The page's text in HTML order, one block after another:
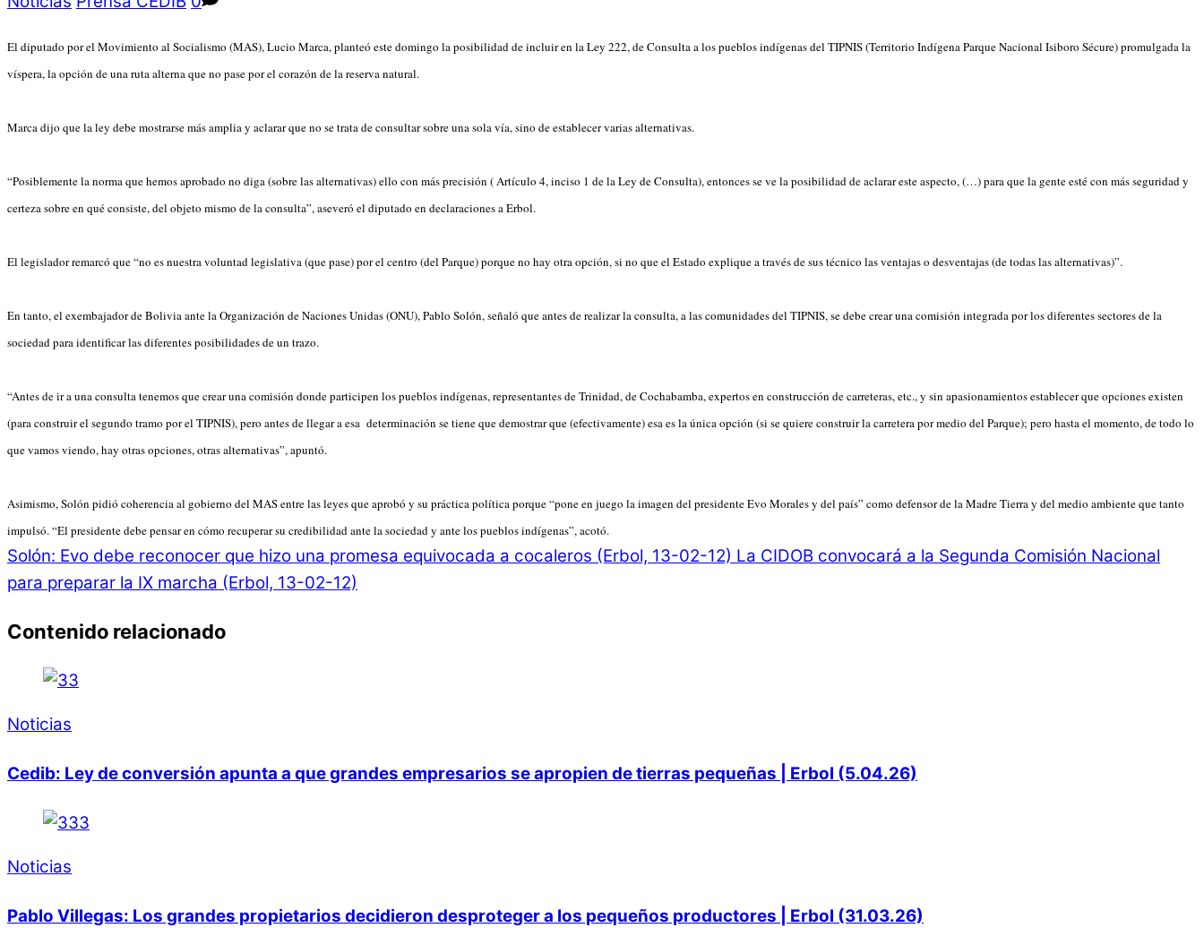
El diputado por el Movimiento al Socialismo (MAS), Lucio Marca, planteó este domingo la posibilidad de incluir en la Ley 222, de Consulta a los pueblos indígenas del TIPNIS (Territorio Indígena Parque Nacional Isiboro Sécure) promulgada la
víspera, la opción de una ruta alterna que no pase por el corazón de la reserva natural.
Marca dijo que la ley debe mostrarse más amplia y aclarar que no se trata de consultar sobre una sola vía, sino de establecer varias alternativas.
“Posiblemente la norma que hemos aprobado no diga (sobre las alternativas) ello con más precisión ( Artículo 4, inciso 1 de la Ley de Consulta), entonces se ve la posibilidad de aclarar este aspecto, (…) para que la gente esté con más seguridad y
certeza sobre en qué consiste, del objeto mismo de la consulta”, aseveró el diputado en declaraciones a Erbol.
El legislador remarcó que “no es nuestra voluntad legislativa (que pase) por el centro (del Parque) porque no hay otra opción, si no que el Estado explique a través de sus técnico las ventajas o desventajas (de todas las alternativas)”.
En tanto, el exembajador de Bolivia ante la Organización de Naciones Unidas (ONU), Pablo Solón, señaló que antes de realizar la consulta, a las comunidades del TIPNIS, se debe crear una comisión integrada por los diferentes sectores de la
sociedad para identificar las diferentes posibilidades de un trazo.
“Antes de ir a una consulta tenemos que crear una comisión donde participen los pueblos indígenas, representantes de Trinidad, de Cochabamba, expertos en construcción de carreteras, etc., y sin apasionamientos establecer que opciones existen
(para construir el segundo tramo por el TIPNIS), pero antes de llegar a esa determinación se tiene que demostrar que (efectivamente) esa es la única opción (si se quiere construir la carretera por medio del Parque); pero hasta el momento, de todo lo
que vamos viendo, hay otras opciones, otras alternativas”, apuntó.
Asimismo, Solón pidió coherencia al gobierno del MAS entre las leyes que aprobó y su práctica política porque “pone en juego la imagen del presidente Evo Morales y del país” como defensor de la Madre Tierra y del medio ambiente que tanto
impulsó. “El presidente debe pensar en cómo recuperar su credibilidad ante la sociedad y ante los pueblos indígenas”, acotó.
Solón: Evo debe reconocer que hizo una promesa equivocada a cocaleros (Erbol, 13-02-12) La CIDOB convocará a la Segunda Comisión Nacional
para preparar la IX marcha (Erbol, 13-02-12)
Contenido relacionado
Noticias
Cedib: Ley de conversión apunta a que grandes empresarios se apropien de tierras pequeñas | Erbol (5.04.26)
Noticias
Pablo Villegas: Los grandes propietarios decidieron desproteger a los pequeños productores | Erbol (31.03.26)